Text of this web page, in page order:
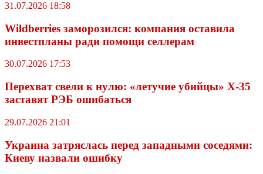
31.07.2026 18:58
Wildberriеs заморозился: компания оставила
инвестпланы ради помощи селлерам
30.07.2026 17:53
Перехват свели к нулю: «летучие убийцы» X-35
заставят РЭБ ошибаться
29.07.2026 21:01
Украина затряслась перед западными соседями:
Киеву назвали ошибку